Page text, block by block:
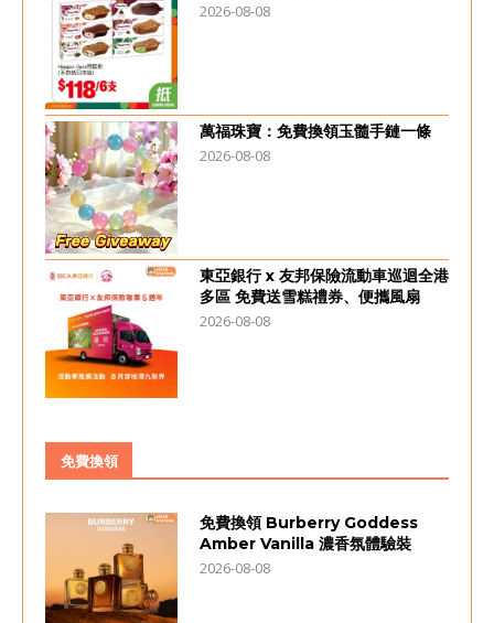
2026-08-08
萬福珠寶：免費換領玉髓手鏈一條
2026-08-08
東亞銀行 x 友邦保險流動車巡迴全港
多區 免費送雪糕禮券、便攜風扇
2026-08-08
免費換領
免費換領 Burberry Goddess
Amber Vanilla 濃香氛體驗裝
2026-08-08